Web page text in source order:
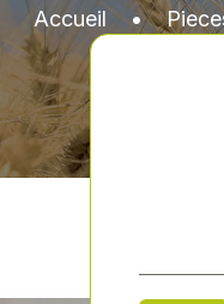
Accueil •